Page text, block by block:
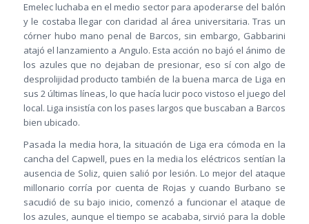
Emelec luchaba en el medio sector para apoderarse del balón
y le costaba llegar con claridad al área universitaria. Tras un
córner hubo mano penal de Barcos, sin embargo, Gabbarini
atajó el lanzamiento a Angulo. Esta acción no bajó el ánimo de
los azules que no dejaban de presionar, eso sí con algo de
desprolijidad producto también de la buena marca de Liga en
sus 2 últimas líneas, lo que hacía lucir poco vistoso el juego del
local. Liga insistía con los pases largos que buscaban a Barcos
bien ubicado.
Pasada la media hora, la situación de Liga era cómoda en la
cancha del Capwell, pues en la media los eléctricos sentían la
ausencia de Soliz, quien salió por lesión. Lo mejor del ataque
millonario corría por cuenta de Rojas y cuando Burbano se
sacudió de su bajo inicio, comenzó a funcionar el ataque de
los azules, aunque el tiempo se acababa, sirvió para la doble